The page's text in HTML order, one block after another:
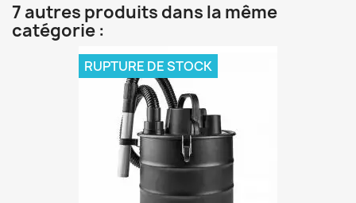
7 autres produits dans la même
catégorie :
RUPTURE DE STOCK